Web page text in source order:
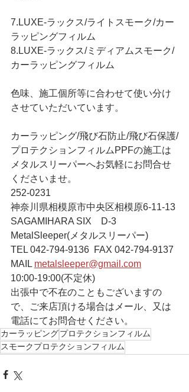
7.LUXE-ラックス/ライトスモーク/カー
ラッピングフィルム
8.LUXE-ラックス/ミディアムスモーク/
カーラッピングフィルム
色味、施工個所等に合わせて使い分け
させていただいています。
カーラッピング/飛び石防止/飛び石保護/
プロテクションフィルムPPFの施工は
メタルスリーパーへお気軽にお問合せ
くださいませ。
252-0231
神奈川県相模原市中央区相模原6-11-13
SAGAMIHARA SIX　D-3
MetalSleeper(メタルスリーパー)
TEL 042-794-9136  FAX 042-794-9137
MAIL metalsleeper@gmail.com
10:00-19:00(不定休)
出張中で不在のこともございますの
で、ご来店頂ける場合はメール、又は
電話にてお問合せください。
カーラッピングプロテクションフィルム
スモークプロテクションフィルム